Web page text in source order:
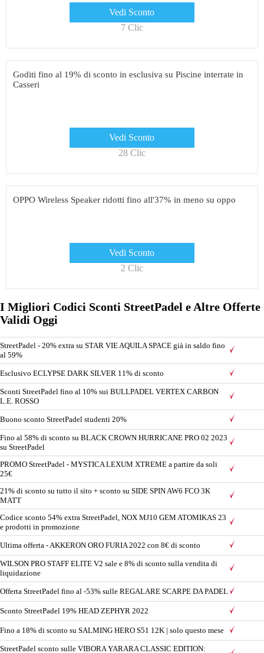
Vedi Sconto
7 Clic
Goditi fino al 19% di sconto in esclusiva su Piscine interrate in
Casseri
Vedi Sconto
28 Clic
OPPO Wireless Speaker ridotti fino all'37% in meno su oppo
Vedi Sconto
2 Clic
I Migliori Codici Sconti StreetPadel e Altre Offerte
Validi Oggi
StreetPadel - 20% extra su STAR VIE AQUILA SPACE già in saldo fino
al 59%
Esclusivo ECLYPSE DARK SILVER 11% di sconto
Sconti StreetPadel fino al 10% sui BULLPADEL VERTEX CARBON
L.E. ROSSO
Buono sconto StreetPadel studenti 20%
Fino al 58% di sconto su BLACK CROWN HURRICANE PRO 02 2023
su StreetPadel
PROMO StreetPadel - MYSTICA LEXUM XTREME a partire da soli
25€
21% di sconto su tutto il sito + sconto su SIDE SPIN AW6 FCO 3K
MATT
Codice sconto 54% extra StreetPadel, NOX MJ10 GEM ATOMIKAS 23
e prodotti in promozione
Ultima offerta - AKKERON ORO FURIA 2022 con 8€ di sconto
WILSON PRO STAFF ELITE V2 sale e 8% di sconto sulla vendita di
liquidazione
Offerta StreetPadel fino al -53% sulle REGALARE SCARPE DA PADEL
Sconto StreetPadel 19% HEAD ZEPHYR 2022
Fino a 18% di sconto su SALMING HERO S51 12K | solo questo mese
StreetPadel sconto sulle VIBORA YARARA CLASSIC EDITION: